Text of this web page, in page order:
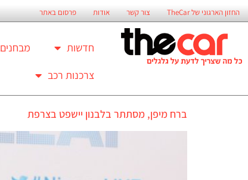
החזון הארגוני של TheCar צור קשר אודות פרסום באתר
חדשות מבחנים
צרכנות רכב
ברח מיפן, מסתתר בלבנון יישפט בצרפת